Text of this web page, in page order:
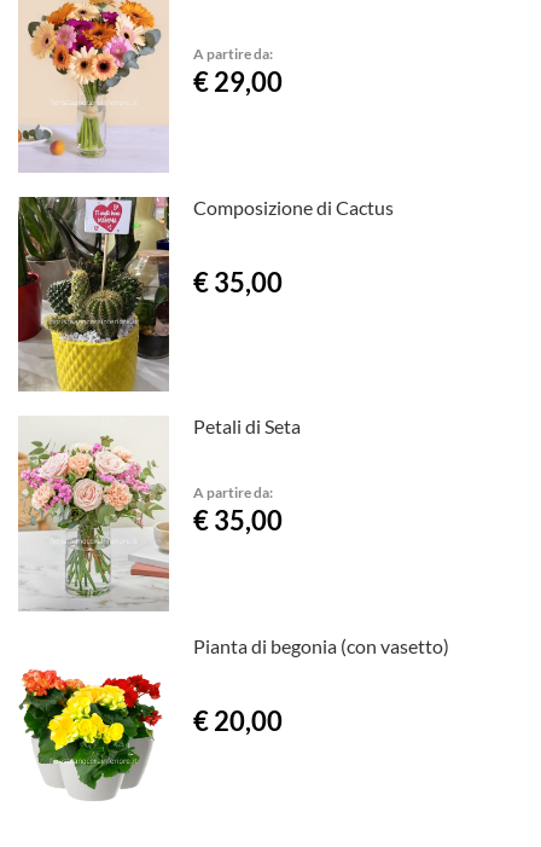
A partire da:
€ 29,00
Composizione di Cactus
€ 35,00
Petali di Seta
A partire da:
€ 35,00
Pianta di begonia (con vasetto)
€ 20,00